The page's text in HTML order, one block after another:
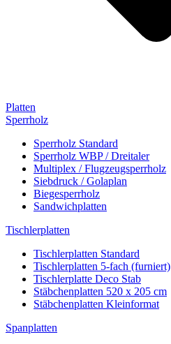
Platten
Sperrholz
Sperrholz Standard
Sperrholz WBP / Dreitaler
Multiplex / Flugzeugsperrholz
Siebdruck / Golaplan
Biegesperrholz
Sandwichplatten
Tischlerplatten
Tischlerplatten Standard
Tischlerplatten 5-fach (furniert)
Tischlerplatte Deco Stab
Stäbchenplatten 520 x 205 cm
Stäbchenplatten Kleinformat
Spanplatten